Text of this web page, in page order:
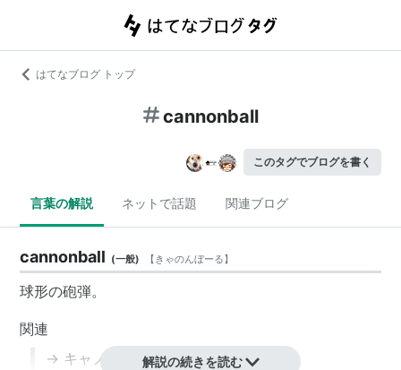
はてなブログ トップ
cannonball
このタグでブログを書く
言葉の解説 ネットで話題 関連ブログ
cannonball (一般) 【きゃのんぼーる】
球形の砲弾。
関連
→ キャノンボール解説の続きを読む